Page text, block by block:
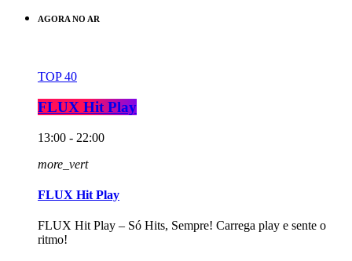
AGORA NO AR
TOP 40
FLUX Hit Play
13:00 - 22:00
more_vert
FLUX Hit Play
FLUX Hit Play – Só Hits, Sempre! Carrega play e sente o
ritmo!